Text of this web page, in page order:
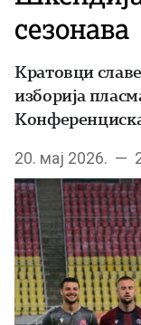
сезонава
Кратовци
изборија
20. мај 2026. —